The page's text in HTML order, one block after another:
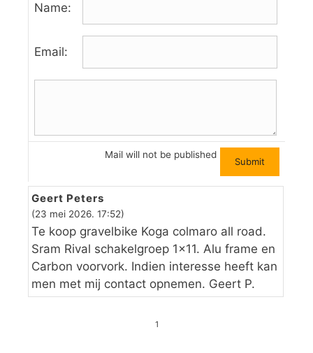
Name:
Email:
Mail will not be published
Geert Peters
(23 mei 2026. 17:52)
Te koop gravelbike Koga colmaro all road.
Sram Rival schakelgroep 1×11. Alu frame en
Carbon voorvork. Indien interesse heeft kan
men met mij contact opnemen. Geert P.
1